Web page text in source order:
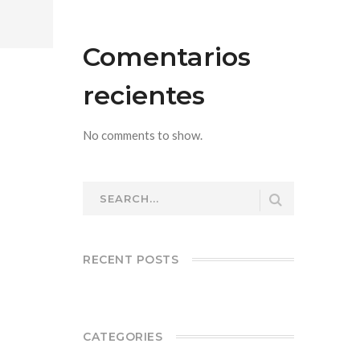
Comentarios
recientes
No comments to show.
RECENT POSTS
CATEGORIES